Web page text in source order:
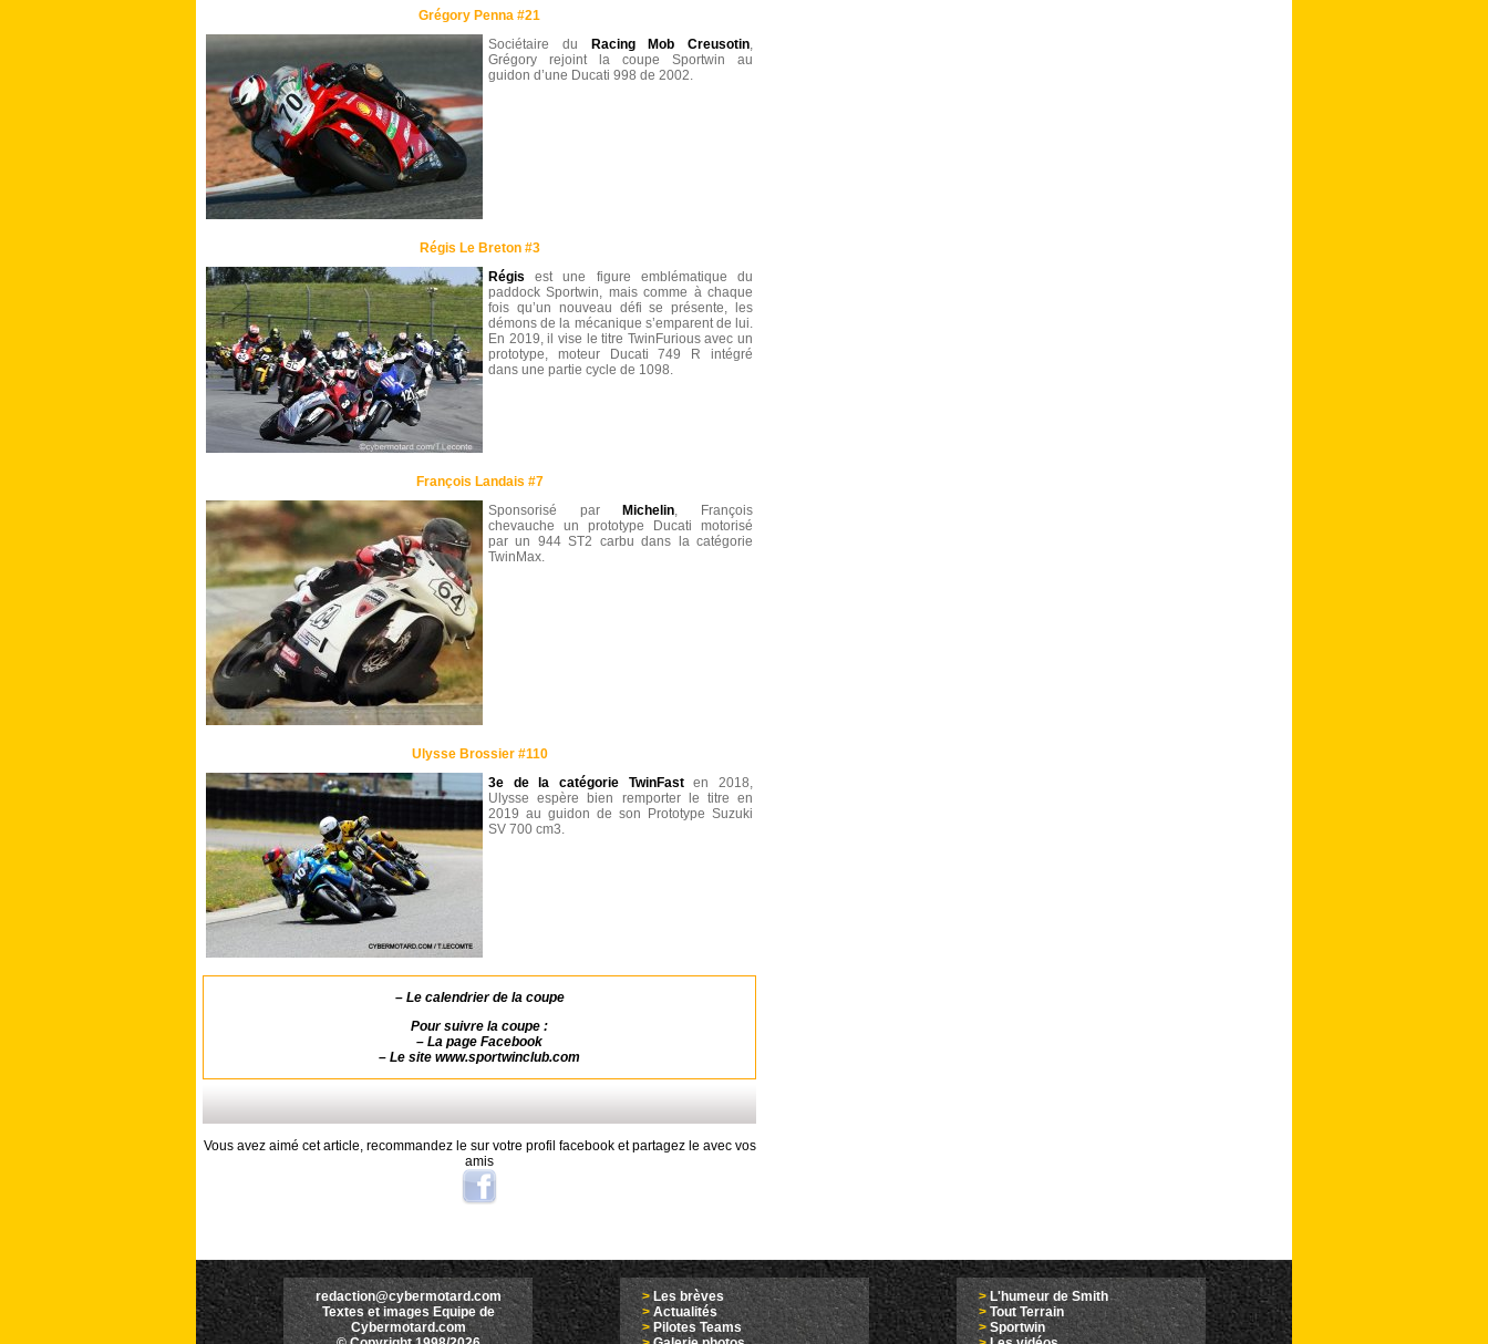
Grégory Penna #21
Sociétaire du
Racing Mob Creusotin,
Grégory rejoint la coupe Sportwin au
guidon d’une Ducati 998 de 2002.
Régis Le Breton #3
Régis est une figure emblématique du
paddock Sportwin, mais comme à chaque
fois qu’un nouveau défi se présente, les
démons de la mécanique s’emparent de lui.
En 2019, il vise le titre TwinFurious avec un
prototype, moteur Ducati 749 R intégré
dans une partie cycle de 1098.
François Landais #7
Sponsorisé par
Michelin, François
chevauche un prototype Ducati motorisé
par un 944 ST2 carbu dans la catégorie
TwinMax.
Ulysse Brossier #110
3e de la catégorie TwinFasten 2018,
Ulysse espère bien remporter le titre en
2019 au guidon de son Prototype Suzuki
SV 700 cm3.
– Le calendrier de la coupe
Pour suivre la coupe :
– La page Facebook
– Le site www.sportwinclub.com
Vous avez aimé cet article, recommandez le sur votre profil facebook et partagez le avec vos
amis
redaction@cybermotard.com
Textes et images Equipe de
Cybermotard.com
>Les brèves
> Actualités
> Pilotes Teams
>L'humeur de Smith
> Tout Terrain
> Sportwin